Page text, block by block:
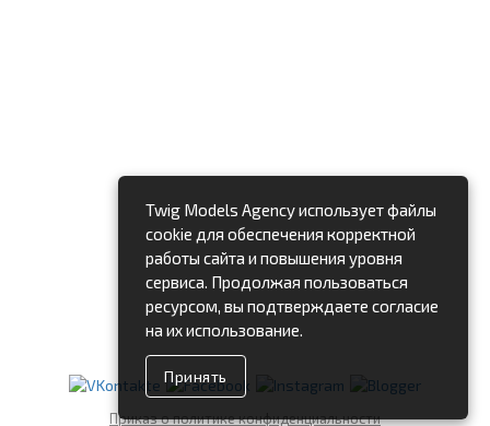
Twig Models Agency использует файлы
cookie для обеспечения корректной
работы сайта и повышения уровня
сервиса. Продолжая пользоваться
ресурсом, вы подтверждаете согласие
на их использование.
Принять
Приказ о политике конфиденциальности